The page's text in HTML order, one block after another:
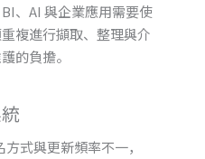
、AI 與企業應用需要使
複進行擷取、整理與介
的負擔。
式與更新頻率不一，